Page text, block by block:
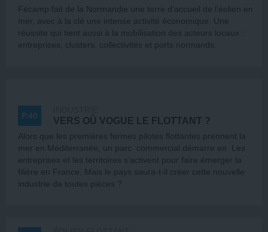
Fécamp fait de la Normandie une terre d’accueil de l’éolien en
mer, avec à la clé une intense activité économique. Une
réussite qui tient aussi à la mobilisation des acteurs locaux :
entreprises, clusters, collectivités et ports normands.
P.40 VERS OÙ VOGUE LE FLOTTANT ?
Alors que les premières fermes pilotes flottantes prennent la
mer en Méditerranée, un parc commercial démarre en Les
entreprises et les territoires s’activent pour faire émerger la
filière en France. Mais le pays saura-t-il créer cette nouvelle
industrie de toutes pièces ?